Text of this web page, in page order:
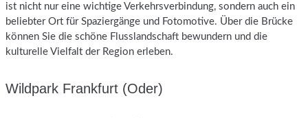
ist nicht nur eine wichtige Verkehrsverbindung, sondern auch ein
beliebter Ort für Spaziergänge und Fotomotive. Über die Brücke
können Sie die schöne Flusslandschaft bewundern und die
kulturelle Vielfalt der Region erleben.
Wildpark Frankfurt (Oder)